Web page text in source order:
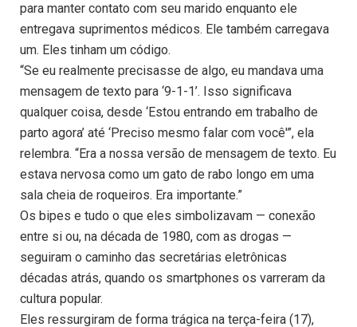
para manter contato com seu marido enquanto ele
entregava suprimentos médicos. Ele também carregava
um. Eles tinham um código.
“Se eu realmente precisasse de algo, eu mandava uma
mensagem de texto para ‘9-1-1’. Isso significava
qualquer coisa, desde ‘Estou entrando em trabalho de
parto agora’ até ‘Preciso mesmo falar com você'”, ela
relembra. “Era a nossa versão de mensagem de texto. Eu
estava nervosa como um gato de rabo longo em uma
sala cheia de roqueiros. Era importante.”
Os bipes e tudo o que eles simbolizavam — conexão
entre si ou, na década de 1980, com as drogas —
seguiram o caminho das secretárias eletrônicas
décadas atrás, quando os smartphones os varreram da
cultura popular.
Eles ressurgiram de forma trágica na terça-feira (17),